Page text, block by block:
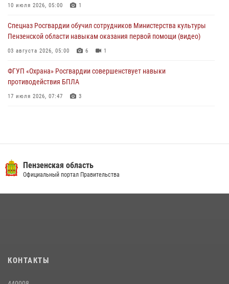
Росгвардейцы Пензенской области отмечают 35-летие дежурной
03 августа 2026, 05:15
10 июля 2026, 05:00 1
Спецназ Росгвардии обучил сотрудников Министерства культуры
Пензенской области навыкам оказания первой помощи (видео)
03 августа 2026, 05:00 6 1
ФГУП «Охрана» Росгвардии совершенствует навыки
противодействия БПЛА
17 июля 2026, 07:47 3
Военнослужащие Росгвардии в Заречном приняли участие в
просветительской лекции Общества «Знание»
Пучков посетил 55-й Всероссийский Лермонтовский праздник
Пензенская область
Официальный портал Правительства
КОНТАКТЫ